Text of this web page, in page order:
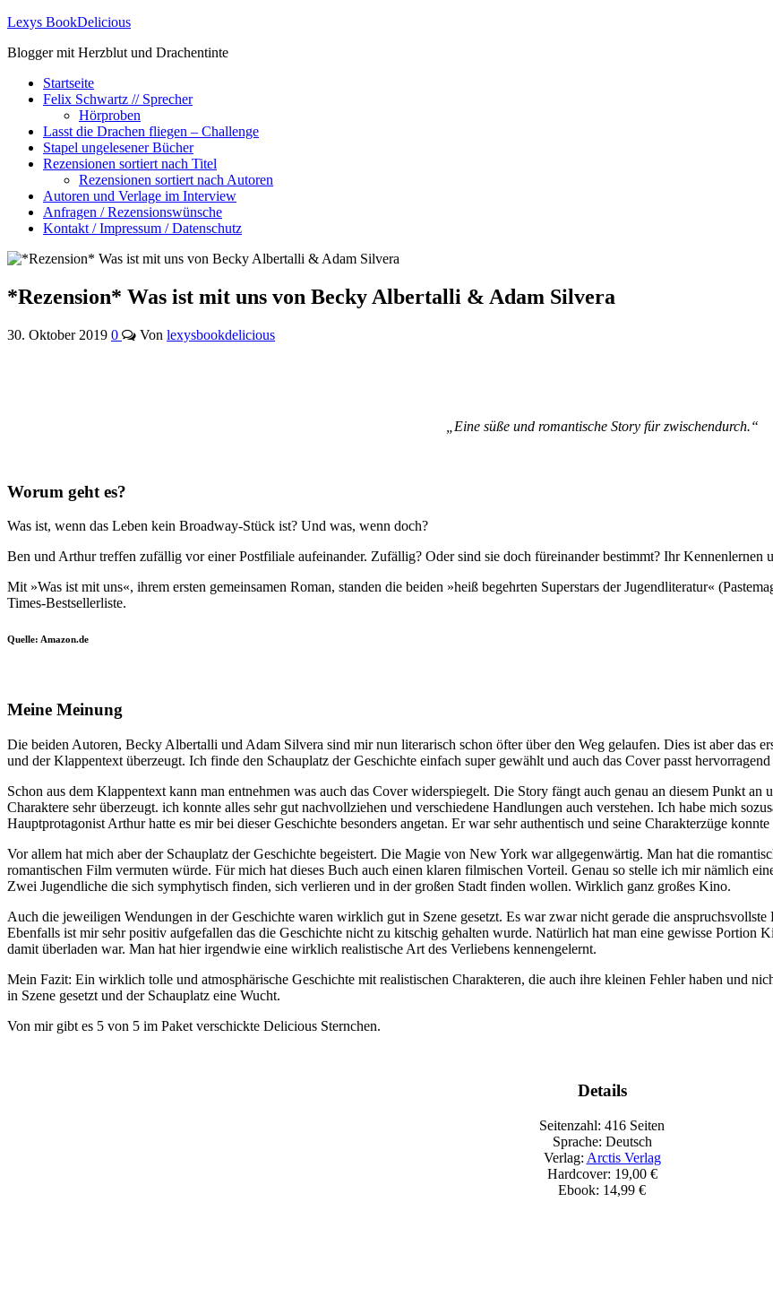
Lexys BookDelicious
Blogger mit Herzblut und Drachentinte
Startseite
Felix Schwartz // Sprecher
Hörproben
Lasst die Drachen fliegen – Challenge
Stapel ungelesener Bücher
Rezensionen sortiert nach Titel
Rezensionen sortiert nach Autoren
Autoren und Verlage im Interview
Anfragen / Rezensionswünsche
Kontakt / Impressum / Datenschutz
*Rezension* Was ist mit uns von Becky Albertalli & Adam Silvera
30. Oktober 2019 0 Von lexysbookdelicious
„Eine süße und romantische Story für zwischendurch.“
Worum geht es?
Was ist, wenn das Leben kein Broadway-Stück ist? Und was, wenn doch?
Ben und Arthur treffen zufällig vor einer Postfiliale aufeinander. Zufällig? Oder sind sie doch füreinander bestimmt? Ihr Kennenlernen
Mit »Was ist mit uns«, ihrem ersten gemeinsamen Roman, standen die beiden »heiß begehrten Superstars der Jugendliteratur«
Times-Bestsellerliste.
Quelle: Amazon.de
Meine Meinung
Die beiden Autoren, Becky Albertalli und Adam Silvera sind mir nun literarisch schon öfter über den Weg gelaufen. Dies ist aber das
und der Klappentext überzeugt. Ich finde den Schauplatz der Geschichte einfach super gewählt und auch das Cover passt
Schon aus dem Klappentext kann man entnehmen was auch das Cover widerspiegelt. Die Story fängt auch genau an diesem Punkt
Charaktere sehr überzeugt. ich konnte alles sehr gut nachvollziehen und verschiedene Handlungen auch verstehen. Ich habe mich
Hauptprotagonist Arthur hatte es mir bei dieser Geschichte besonders angetan. Er war sehr authentisch und seine Charakterzüge
Vor allem hat mich aber der Schauplatz der Geschichte begeistert. Die Magie von New York war allgegenwärtig. Man hat die
romantischen Film vermuten würde. Für mich hat dieses Buch auch einen klaren filmischen Vorteil. Genau so stelle ich mir nämlich
Zwei Jugendliche die sich symphytisch finden, sich verlieren und in der großen Stadt finden wollen. Wirklich ganz großes Kino.
Auch die jeweiligen Wendungen in der Geschichte waren wirklich gut in Szene gesetzt. Es war zwar nicht gerade die
Ebenfalls ist mir sehr positiv aufgefallen das die Geschichte nicht zu kitschig gehalten wurde. Natürlich hat man eine gewisse Portion
damit überladen war. Man hat hier irgendwie eine wirklich realistische Art des Verliebens kennengelernt.
Mein Fazit: Ein wirklich tolle und atmosphärische Geschichte mit realistischen Charakteren, die auch ihre kleinen Fehler haben und
in Szene gesetzt und der Schauplatz eine Wucht.
Von mir gibt es 5 von 5 im Paket verschickte Delicious Sternchen.
Details
Seitenzahl: 416 Seiten
Sprache: Deutsch
Verlag: Arctis Verlag
Hardcover: 19,00 €
Ebook: 14,99 €